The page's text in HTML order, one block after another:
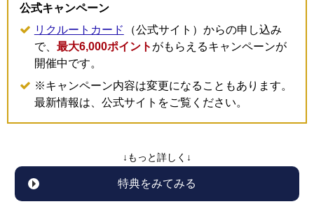
公式キャンペーン
リクルートカード
（公式サイト）からの申し込み
で、 最大6,000ポイント がもらえるキャンペーンが
開催中です。
※キャンペーン内容は変更になることもあります。
最新情報は、公式サイトをご覧ください。
↓もっと詳しく↓
特典をみてみる